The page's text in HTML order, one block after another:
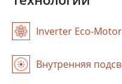
Inverter Eco-Motor
Внутренняя